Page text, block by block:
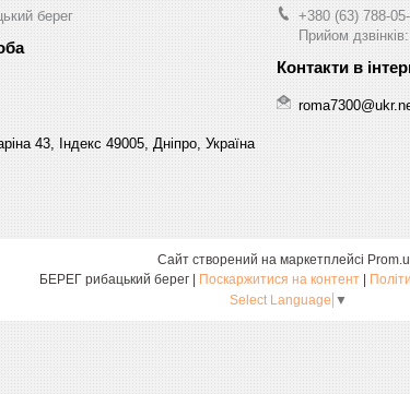
берег
43, Індекс 49005, Дніпро, Україна
+380 (63) 788-
Прийом
Сайт створений на маркетплейсі
Поскаржитися на контент
Select Language ▼